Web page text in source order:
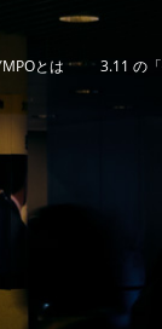
とは 3.11 の「